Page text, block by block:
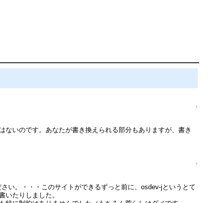
↑
いのです。あなたが書き換えられる部分もありますが、書き
↑
い。・・・このサイトができるずっと前に、osdev-jというとて
いたりしました。